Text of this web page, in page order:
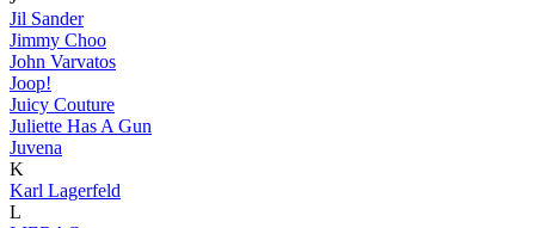
Jil Sander
Jimmy Choo
John Varvatos
Joop!
Juicy Couture
Juliette Has A Gun
Juvena
K
Karl Lagerfeld
L